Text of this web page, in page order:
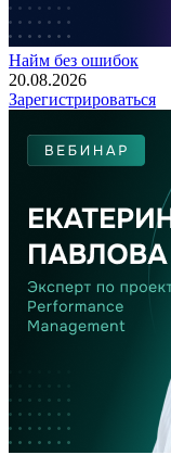
Найм без ошибок
20.08.2026
Зарегистрироваться